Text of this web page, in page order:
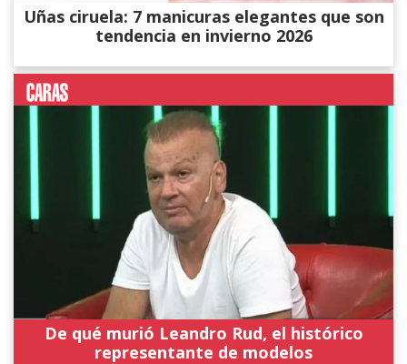
Uñas ciruela: 7 manicuras elegantes que son
tendencia en invierno 2026
De qué murió Leandro Rud, el histórico
representante de modelos